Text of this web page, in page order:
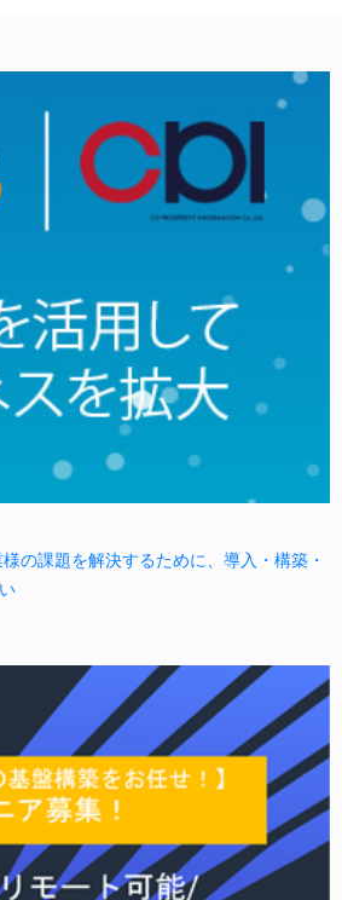
の課題を解決するために、導入・構築・